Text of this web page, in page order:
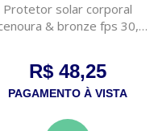
Protetor solar corporal
& bronze fps 30,
R$ 48,25
PAGAMENTO À VISTA